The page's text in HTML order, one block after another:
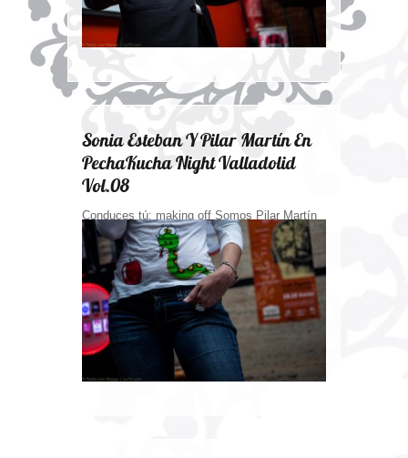
Sonia Esteban Y Pilar Martín En
PechaKucha Night Valladolid
Vol.08
Conduces tú: making off Somos Pilar Martín
y Sonia Esteban, quizá nos recordareis de
la...